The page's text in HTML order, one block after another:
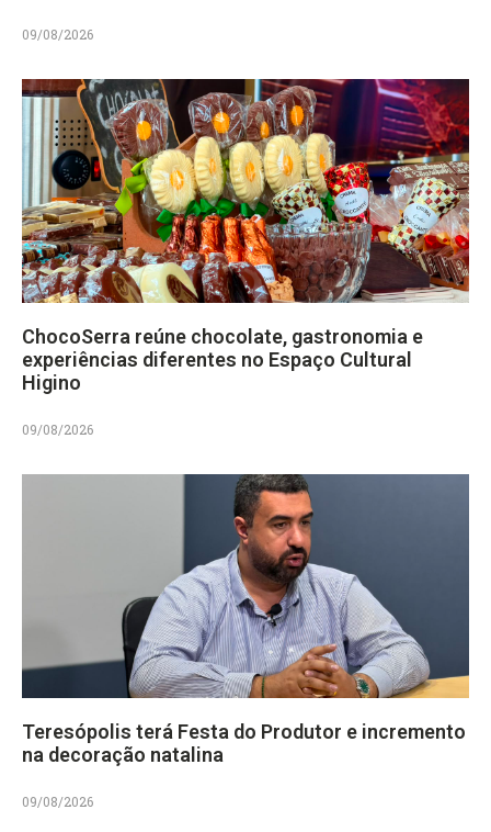
09/08/2026
ChocoSerra reúne chocolate, gastronomia e
experiências diferentes no Espaço Cultural
Higino
09/08/2026
Teresópolis terá Festa do Produtor e incremento
na decoração natalina
09/08/2026